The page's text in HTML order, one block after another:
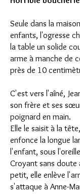
Seule dans la
enfants, l'ogresse
la table un solide
arme à manche de
près de 10
C'est vers l'aîné,
son frère et ses
poignard en main.
Elle le saisit à la
enfonce la longue
l'enfant, sous
Croyant sans doute
petit, elle enlève
s'attaque à Anne-